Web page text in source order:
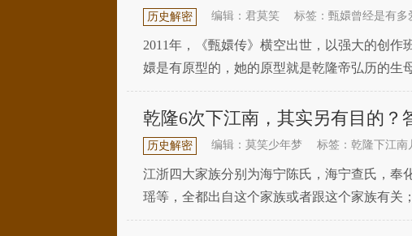
历史解密 编辑：君莫笑 标签：甄嬛曾经是有
2011年，《甄嬛传》横空出世，以强大的创
嬛是有原型的，她的原型就是乾隆帝弘历的生
凭子贵，乾隆帝登基后她被奉为崇庆皇太后，
乾隆6次下江南，其实另有目的？
历史解密 编辑：莫笑少年梦 标签：乾隆下江南
江浙四大家族分别为海宁陈氏，海宁查氏，奉
瑶等，全都出自这个家族或者跟这个家族有关
称为“海内第一望族”。而海宁陈氏一族如此荣